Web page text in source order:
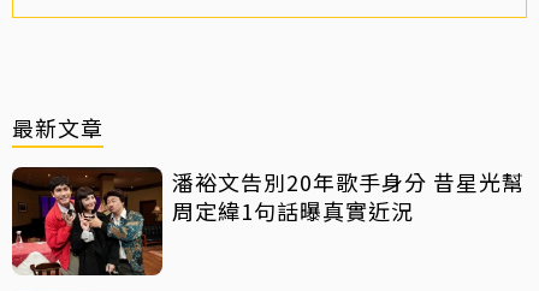
最新文章
潘裕文告別20年歌手身分 昔星光幫
周定緯1句話曝真實近況